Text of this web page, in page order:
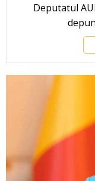
Deputatul